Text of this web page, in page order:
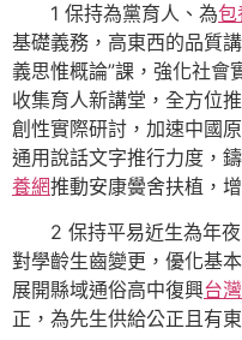
1 保持為黨育人、為包
基礎義務，高東西的品質
義思惟概論”課，強化社會
收集育人新講堂，全方位
創性實際研討，加速中國
通用說話文字推行力度，
養網推動安康黌舍扶植，
2 保持平易近生為年
對學齡生齒變更，優化基
展開縣域通俗高中復興台
正，為先生供給公正且有